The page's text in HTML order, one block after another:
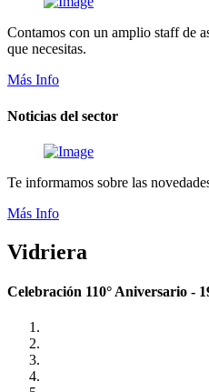
Contamos con un amplio staff de
que necesitas.
Más Info
Noticias del sector
Te informamos sobre las
Más Info
Vidriera
Celebración 110° Aniversario -